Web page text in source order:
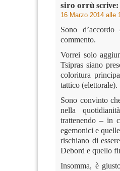
siro orrù scrive:
16 Marzo 2014 alle
Sono
commento.
Vorrei solo
Tsipras siano
coloritura
tattico (elettorale).
Sono convinto
nella
trattenendo – in
egemonici e
rischiano di
Debord e quello
Insomma, è